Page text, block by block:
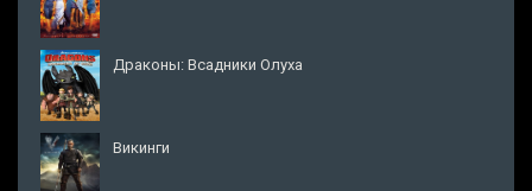
Драконы: Всадники Олуха
Викинги